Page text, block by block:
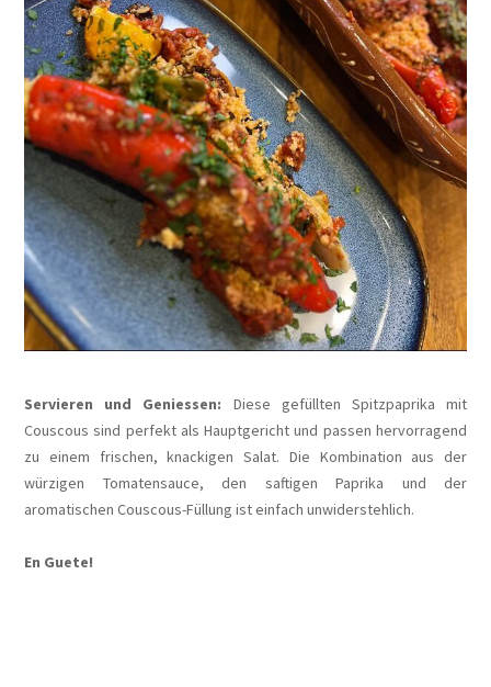
Servieren und Geniessen: Diese gefüllten Spitzpaprika mit
Couscous sind perfekt als Hauptgericht und passen hervorragend
zu einem frischen, knackigen Salat. Die Kombination aus der
würzigen Tomatensauce, den saftigen Paprika und der
aromatischen Couscous-Füllung ist einfach unwiderstehlich.
En Guete!